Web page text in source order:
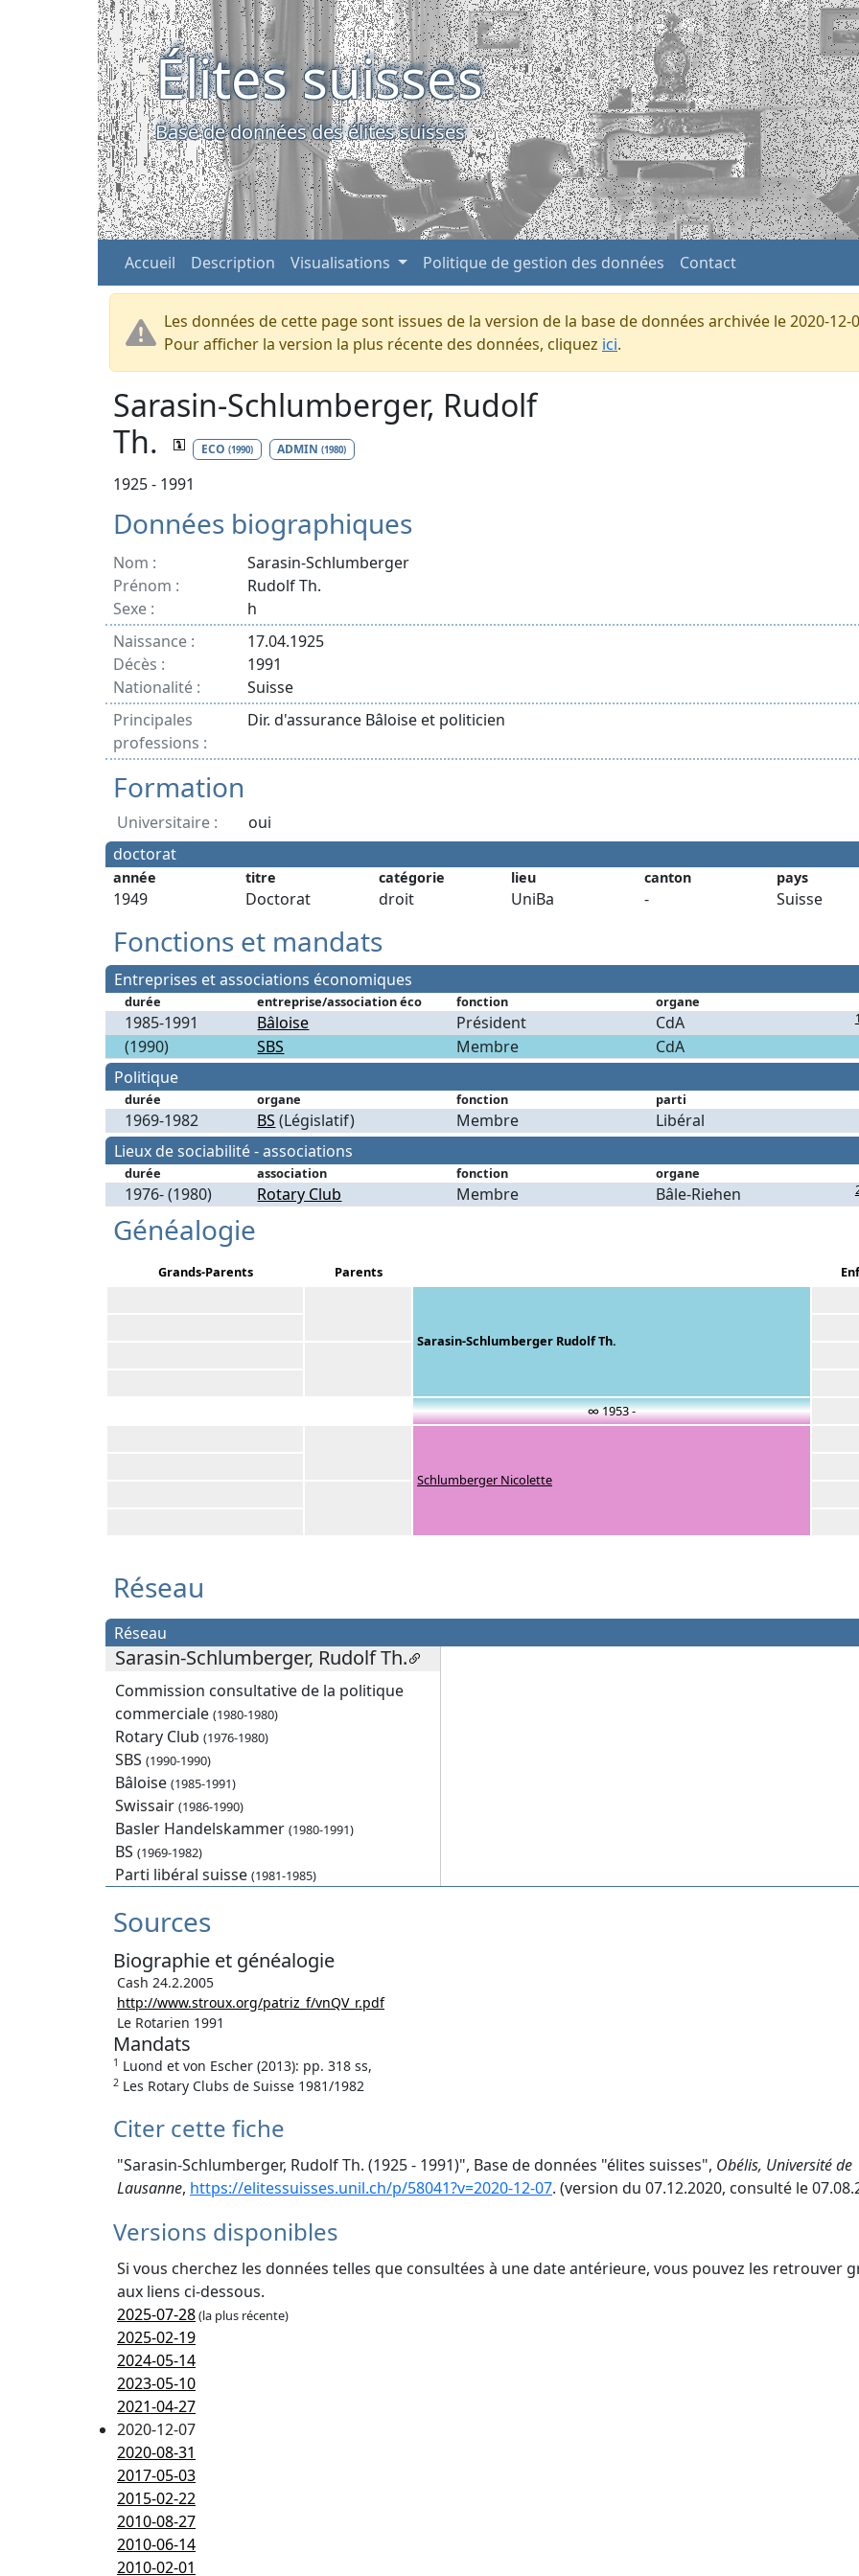
Élites suisses
Base de données des élites suisses
Accueil Description Visualisations Politique de gestion des données Contact
Les données de cette page sont issues de la version de la base de données archivée le 2020-12-
Pour afficher la version la plus récente des données, cliquez ici.
Sarasin-Schlumberger, Rudolf
Th.
ECO (1990) ADMIN(1980)
1925 - 1991
Données biographiques
Nom :
Sarasin-Schlumberger
Prénom :
Rudolf Th.
Sexe :
h
Naissance :
17.04.1925
Décès :
1991
Nationalité :
Suisse
Principales
professions :
Dir. d'assurance Bâloise et politicien
Formation
Universitaire :
oui
doctorat
année titre catégorie lieu canton pays
1949 Doctorat droit UniBa - Suisse
Fonctions et mandats
Entreprises et associations économiques
durée entreprise/association éco fonction organe
1985-1991 Bâloise Président CdA 1
(1990) SBS Membre
CdA
Politique
durée organe fonction parti
1969-1982 BS (Législatif) Membre
Libéral
Lieux de sociabilité - associations
durée association fonction organe
1976- (1980) Rotary Club Membre Bâle-Riehen
Généalogie
Grands-Parents Parents
Sarasin-Schlumberger Rudolf Th.
∞ 1953 -
Schlumberger Nicolette
Réseau
Réseau
Sarasin-Schlumberger, Rudolf Th.
Commission consultative de la politique
commerciale (1980-1980)
Rotary Club (1976-1980)
SBS (1990-1990)
Bâloise (1985-1991)
Swissair (1986-1990)
Basler Handelskammer (1980-1991)
BS (1969-1982)
Parti libéral suisse (1981-1985)
Sources
Biographie et généalogie
Cash 24.2.2005
http://www.stroux.org/patriz_f/vnQV_r.pdf
Le Rotarien 1991
Mandats
1 Luond et von Escher (2013): pp. 318 ss,
2 Les Rotary Clubs de Suisse 1981/1982
Citer cette fiche
"Sarasin-Schlumberger, Rudolf Th. (1925 - 1991)", Base de données "élites suisses", Obélis, Université de
Lausanne, https://elitessuisses.unil.ch/p/58041?v=2020-12-07. (version du 07.12.2020, consulté le
Versions disponibles
Si vous cherchez les données telles que consultées à une date antérieure, vous pouvez les retrouver
aux liens ci-dessous.
2025-07-28(la plus récente)
2025-02-19
2024-05-14
2023-05-10
2021-04-27
2020-12-07
2020-08-31
2017-05-03
2015-02-22
2010-08-27
2010-06-14
2010-02-01